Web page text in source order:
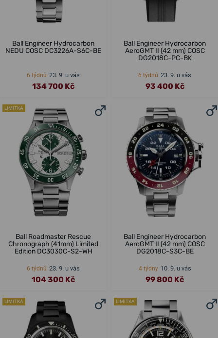
Ball Engineer Hydrocarbon
NEDU COSC DC3226A-S6C-BE
6 týdnů 23. 9. u vás
134 700 Kč
Ball Engineer Hydrocarbon
AeroGMT II (42 mm) COSC
DG2018C-PC-BK
6 týdnů 23. 9. u vás
93 400 Kč
LIMITKA
Ball Roadmaster Rescue
Chronograph (41mm) Limited
Edition DC3030C-S2-WH
6 týdnů 23. 9. u vás
104 300 Kč
Ball Engineer Hydrocarbon
AeroGMT II (42 mm) COSC
DG2018C-S3C-BE
4 týdny 10. 9. u vás
99 800 Kč
LIMITKA LIMITKA